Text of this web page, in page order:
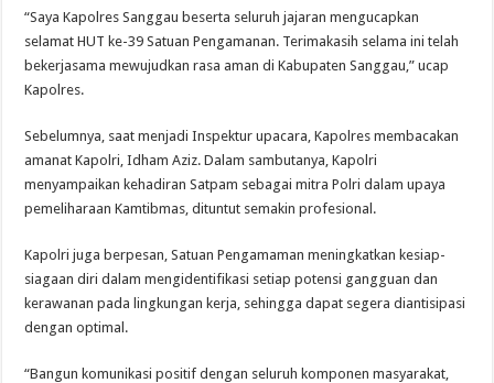
“Saya Kapolres Sanggau beserta seluruh jajaran mengucapkan
selamat HUT ke-39 Satuan Pengamanan. Terimakasih selama ini telah
bekerjasama mewujudkan rasa aman di Kabupaten Sanggau,” ucap
Kapolres.
Sebelumnya, saat menjadi Inspektur upacara, Kapolres membacakan
amanat Kapolri, Idham Aziz. Dalam sambutanya, Kapolri
menyampaikan kehadiran Satpam sebagai mitra Polri dalam upaya
pemeliharaan Kamtibmas, dituntut semakin profesional.
Kapolri juga berpesan, Satuan Pengamaman meningkatkan kesiap-
siagaan diri dalam mengidentifikasi setiap potensi gangguan dan
kerawanan pada lingkungan kerja, sehingga dapat segera diantisipasi
dengan optimal.
“Bangun komunikasi positif dengan seluruh komponen masyarakat,